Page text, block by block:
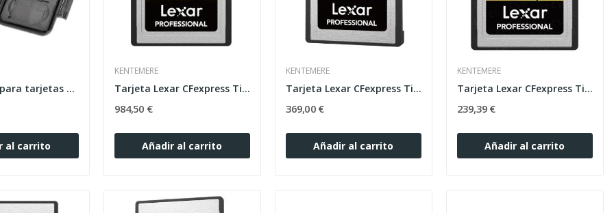
JJC Estuche para tarjetas CFexpress / XQD – 6 unid
al carrito
KENTEMERE
Tarjeta Lexar CFexpress Tipo A 2TB Gold 4.0 R1800x
984,50 €
Añadir al carrito
KENTEMERE
Tarjeta Lexar CFexpress Tipo A 512GB Gold 4.0
369,00 €
Añadir al carrito
KENTEMERE
Tarjeta Lexar CFexpress Tipo A 256GB Gold 4.0
239,39 €
Añadir al carrito